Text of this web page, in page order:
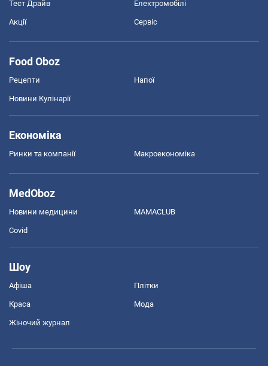
Тест Драйв Електромобілі
Акції Сервіс
Food Oboz
Рецепти Напої
Новини Кулінарії
Економіка
Ринки та компанії Макроекономіка
MedOboz
Новини медицини MAMACLUB
Covid
Шоу
Афіша Плітки
Краса Мода
Жіночий журнал